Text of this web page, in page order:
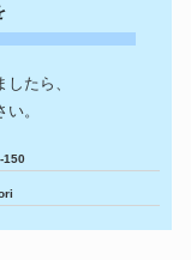
たら、
。
150